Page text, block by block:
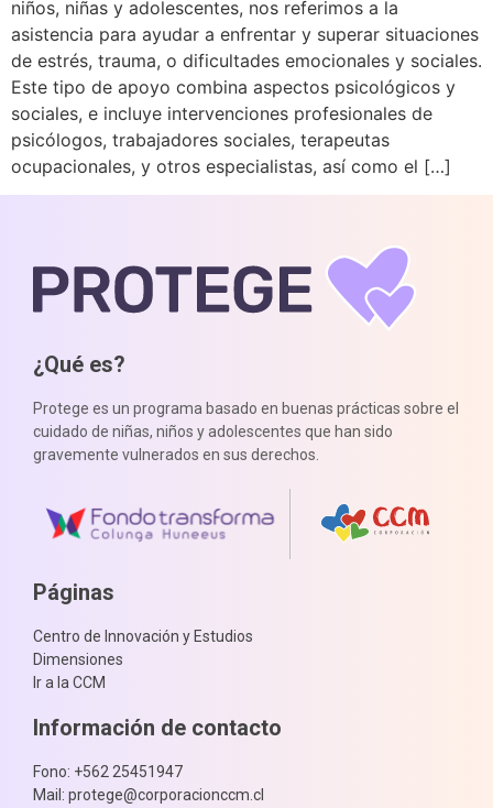
niños, niñas y adolescentes, nos referimos a la
asistencia para ayudar a enfrentar y superar situaciones
de estrés, trauma, o dificultades emocionales y sociales.
Este tipo de apoyo combina aspectos psicológicos y
sociales, e incluye intervenciones profesionales de
psicólogos, trabajadores sociales, terapeutas
ocupacionales, y otros especialistas, así como el […]
¿Qué es?
Protege es un programa basado en buenas prácticas sobre el
cuidado de niñas, niños y adolescentes que han sido
gravemente vulnerados en sus derechos.
Páginas
Centro de Innovación y Estudios
Dimensiones
Ir a la CCM
Información de contacto
Fono: +562 25451947
Mail: protege@corporacionccm.cl